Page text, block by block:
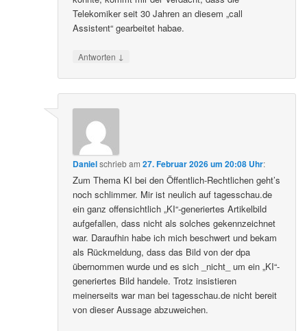
Telekomiker seit 30 Jahren an diesem „call
Assistent“ gearbeitet habae.
Antworten ↓
Danielschriebam27. Februar 2026 um 20:08 Uhr:
Zum Thema KI bei den Öffentlich-Rechtlichen geht’s
noch schlimmer. Mir ist neulich auf tagesschau.de
ein ganz offensichtlich „KI“-generiertes Artikelbild
aufgefallen, dass nicht als solches gekennzeichnet
war. Daraufhin habe ich mich beschwert und bekam
als Rückmeldung, dass das Bild von der dpa
übernommen wurde und es sich _nicht_ um ein „KI“-
generiertes Bild handele. Trotz insistieren
meinerseits war man bei tagesschau.de nicht bereit
von dieser Aussage abzuweichen.